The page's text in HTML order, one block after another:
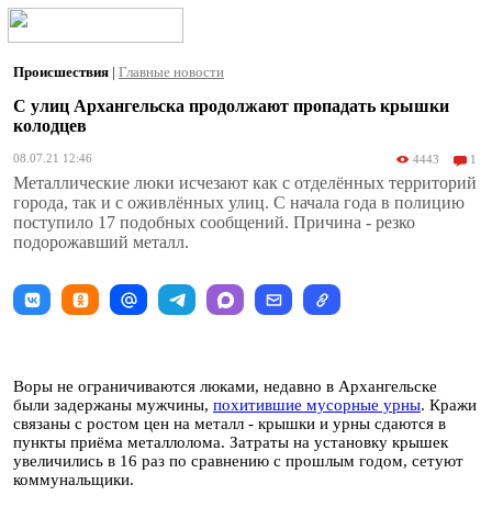
Происшествия | Главные новости
С улиц Архангельска продолжают пропадать крышки
колодцев
08.07.21 12:46 4443 1
Металлические люки исчезают как с отделённых территорий
города, так и с оживлённых улиц. С начала года в полицию
поступило 17 подобных сообщений. Причина - резко
подорожавший металл.
Воры не ограничиваются люками, недавно в Архангельске
были задержаны мужчины, похитившие мусорные урны. Кражи
связаны с ростом цен на металл - крышки и урны сдаются в
пункты приёма металлолома. Затраты на установку крышек
увеличились в 16 раз по сравнению с прошлым годом, сетуют
коммунальщики.